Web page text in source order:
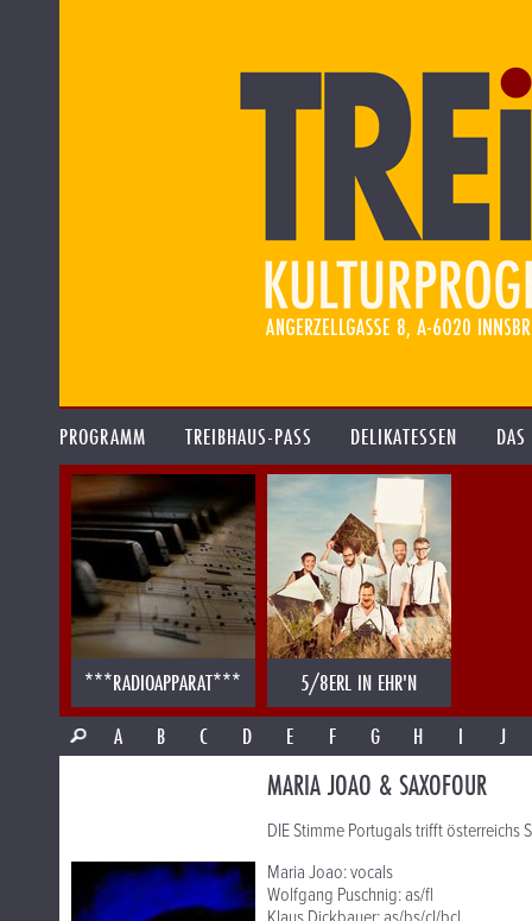
PROGRAMM TREIBHAUS-PASS DELIKATESSEN
***RADIOAPPARAT***
5/8ERL IN EHR'N
A
B C D E F G H I J
MARIA JOAO & SAXOFOUR
DIE Stimme Portugals trifft österreichs
Maria Joao: vocals
Wolfgang Puschnig: as/fl